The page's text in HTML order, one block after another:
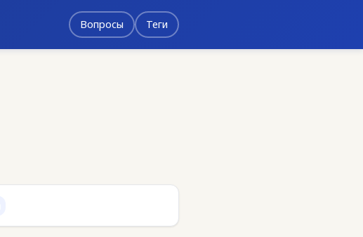
Вопросы Теги